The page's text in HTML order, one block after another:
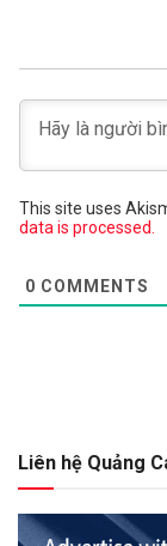
This site uses
data is processed.
0 COMMENTS
Liên hệ Quảng